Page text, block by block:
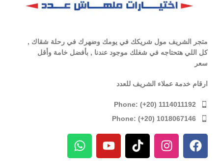
متجر الشريف مول شريكك في يومك وضهرك في رحلة شقاك ,
كل اللي هتحتاجه في شغلك موجود عندنا , بأفضل خامة وأقل
سعر
ارقام خدمة عملاء الشريف للعدد
Phone: (+20) 1114011192
Phone: (+20) 1018067146